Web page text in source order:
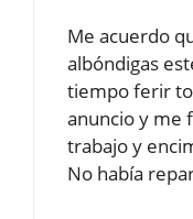
Me acuerdo
albóndigas
tiempo ferir
anuncio y me
trabajo y
No había